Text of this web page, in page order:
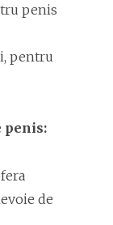
penis
pentru
penis:
de